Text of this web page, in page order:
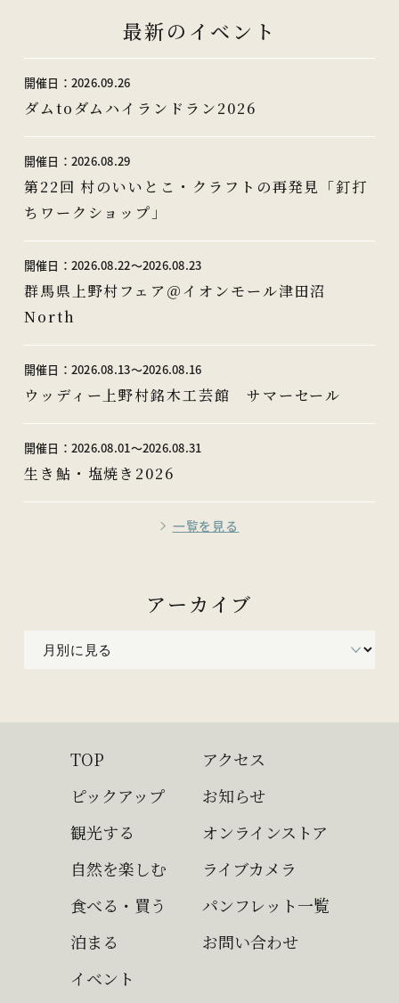
最新のイベント
開催日： 2026.09.26
ダムtoダムハイランドラン2026
開催日： 2026.08.29
第22回 村のいいとこ・クラフトの再発見「釘打
ちワークショップ」
開催日： 2026.08.22〜2026.08.23
群馬県上野村フェア＠イオンモール津田沼
North
開催日： 2026.08.13〜2026.08.16
ウッディー上野村銘木工芸館 サマーセール
開催日： 2026.08.01〜2026.08.31
生き鮎・塩焼き2026
一覧を見る
アーカイブ
TOP
ピックアップ
観光する
自然を楽しむ
食べる・買う
泊まる
イベント
アクセス
お知らせ
オンラインストア
ライブカメラ
パンフレット一覧
お問い合わせ